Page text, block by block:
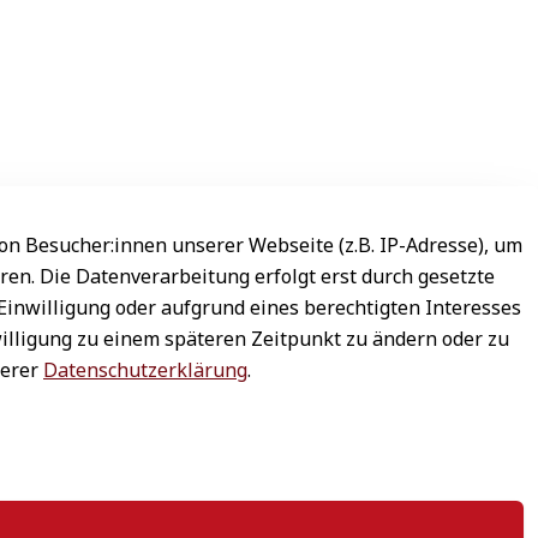
Besucher:innen unserer Webseite (z.B. IP-Adresse), um
Die Datenverarbeitung erfolgt erst durch gesetzte
oder aufgrund eines berechtigten Interesses
zu einem späteren Zeitpunkt zu ändern oder zu
Datenschutzerklärung.